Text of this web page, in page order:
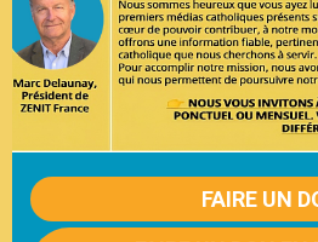
FAIRE UN